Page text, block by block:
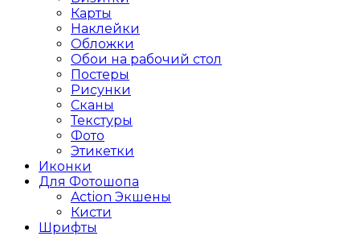
Карты
Наклейки
Обложки
Обои на рабочий стол
Постеры
Рисунки
Сканы
Текстуры
Фото
Этикетки
Иконки
Для Фотошопа
Action Экшены
Кисти
Шрифты